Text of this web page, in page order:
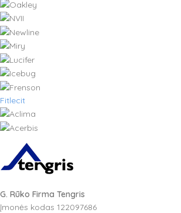
Fitlecit
G. Rūko Firma Tengris
Įmonės kodas 122097686